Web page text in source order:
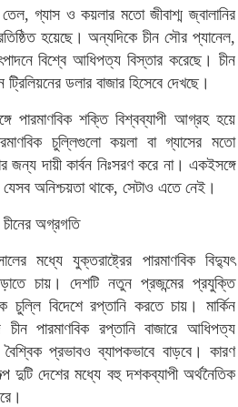
গ্যাস ও কয়লার মতো জীবাশ্ম জ্বালানির
হয়েছে। অন্যদিকে চীন সৌর প্যানেল,
বিশ্বে আধিপত্য বিস্তার করেছে। চীন
ডলার বাজার হিসেবে দেখছে।
পারমাণবিক শক্তি বিশ্বব্যাপী আগ্রহ হয়ে
চুল্লিগুলো কয়লা বা গ্যাসের মতো
জন্য দায়ী কার্বন নিঃসরণ করে না। একইসঙ্গে
যেসব অনিশ্চয়তা থাকে, সেটাও এতে নেই।
চীনের অগ্রগতি
মধ্যে যুক্তরাষ্ট্রের পারমাণবিক বিদ্যুৎ
চায়। দেশটি নতুন প্রজন্মের প্রযুক্তি
চুল্লি বিদেশে রপ্তানি করতে চায়। মার্কিন
পারমাণবিক রপ্তানি বাজারে আধিপত্য
প্রভাবও ব্যাপকভাবে বাড়বে। কারণ
দুটি দেশের মধ্যে বহু দশকব্যাপী অর্থনৈতিক